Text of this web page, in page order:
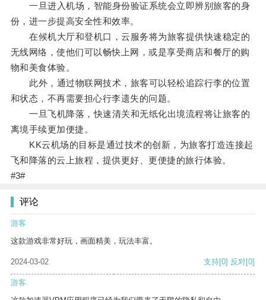
一旦进入机场，智能身份验证系统会立即辨别旅客的身
份，进一步提高安全性和效率。
在候机大厅和登机口，云服务将为旅客提供快速稳定的
无线网络，使他们可以畅快上网，或是享受商店和餐厅的购
物和美食体验。
此外，通过物联网技术，旅客可以轻松追踪行李的位置
和状态，不再需要担心行李遗失的问题。
一旦飞机降落，快速清关和无纸化出境流程将让旅客的
离境手续更加便捷。
KK云机场的目标是通过技术的创新，为旅客打造连接起
飞和降落的云上旅程，提供更好、更便捷的旅行体验。
#3#
评论
游客
这款游戏非常好玩，画面精美，玩法丰富。
2024-03-02 支持[0] 反对[0]
游客